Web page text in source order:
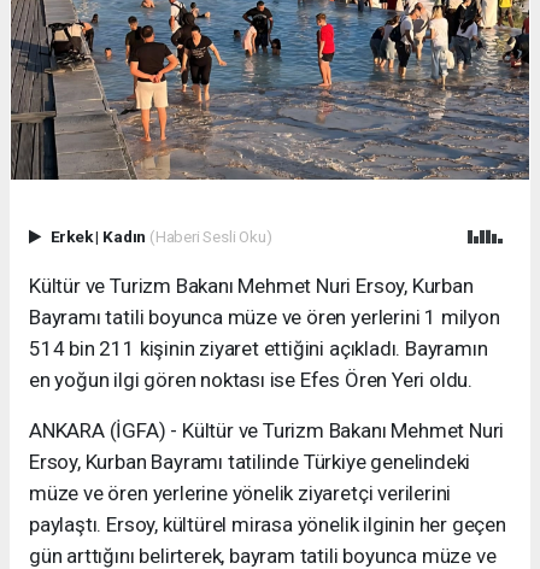
Erkek| Kadın (Haberi Sesli Oku)
Kültür ve Turizm Bakanı Mehmet Nuri Ersoy, Kurban
Bayramı tatili boyunca müze ve ören yerlerini 1 milyon
514 bin 211 kişinin ziyaret ettiğini açıkladı. Bayramın
en yoğun ilgi gören noktası ise Efes Ören Yeri oldu.
ANKARA (İGFA) - Kültür ve Turizm Bakanı Mehmet Nuri
Ersoy, Kurban Bayramı tatilinde Türkiye genelindeki
müze ve ören yerlerine yönelik ziyaretçi verilerini
paylaştı. Ersoy, kültürel mirasa yönelik ilginin her geçen
gün arttığını belirterek, bayram tatili boyunca müze ve